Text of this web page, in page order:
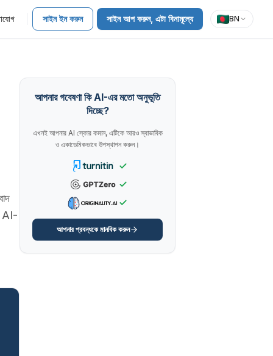
সাইন ইন করুন সাইন আপ করুন, এটা বিনামূল্যে BN
AI-
আপনার গবেষণা কি AI-এর মতো অনুভূতি
দিচ্ছে?
এখনই আপনার AI স্কোর কমান, এটিকে আরও স্বাভাবিক
ও একাডেমিকভাবে উপস্থাপন করুন।
আপনার প্রবন্ধকে মানবিক করুন